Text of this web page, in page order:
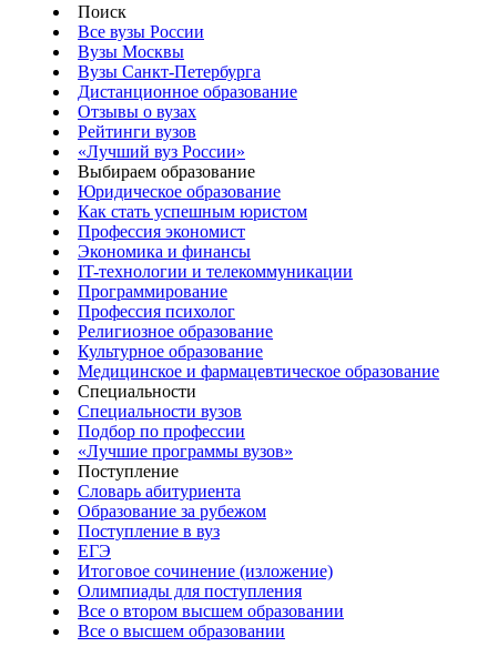
Поиск
Все вузы России
Вузы Москвы
Вузы Санкт-Петербурга
Дистанционное образование
Отзывы о вузах
Рейтинги вузов
«Лучший вуз России»
Выбираем образование
Юридическое образование
Как стать успешным юристом
Профессия экономист
Экономика и финансы
IT-технологии и телекоммуникации
Программирование
Профессия психолог
Религиозное образование
Культурное образование
Медицинское и фармацевтическое образование
Специальности
Специальности вузов
Подбор по профессии
«Лучшие программы вузов»
Поступление
Словарь абитуриента
Образование за рубежом
Поступление в вуз
ЕГЭ
Итоговое сочинение (изложение)
Олимпиады для поступления
Все о втором высшем образовании
Все о высшем образовании